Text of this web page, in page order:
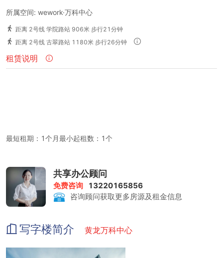
所属空间: wework·万科中心
距离 2号线 学院路站 906米 步行21分钟
距离 2号线 古翠路站 1180米 步行26分钟
租赁说明
最短租期：1个月最小起租数：1个
支付方式：押2付1
租金包含：前台服务、物管费、家具、水电、咖啡茶水、日常清洁、
共享办公顾问
免费咨询
13220165856
咨询顾问获取更多房源及租金信息
写字楼简介 黄龙万科中心